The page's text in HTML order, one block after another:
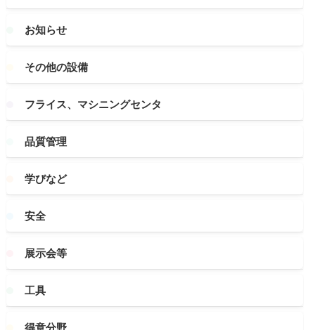
お知らせ
その他の設備
フライス、マシニングセンタ
品質管理
学びなど
安全
展示会等
工具